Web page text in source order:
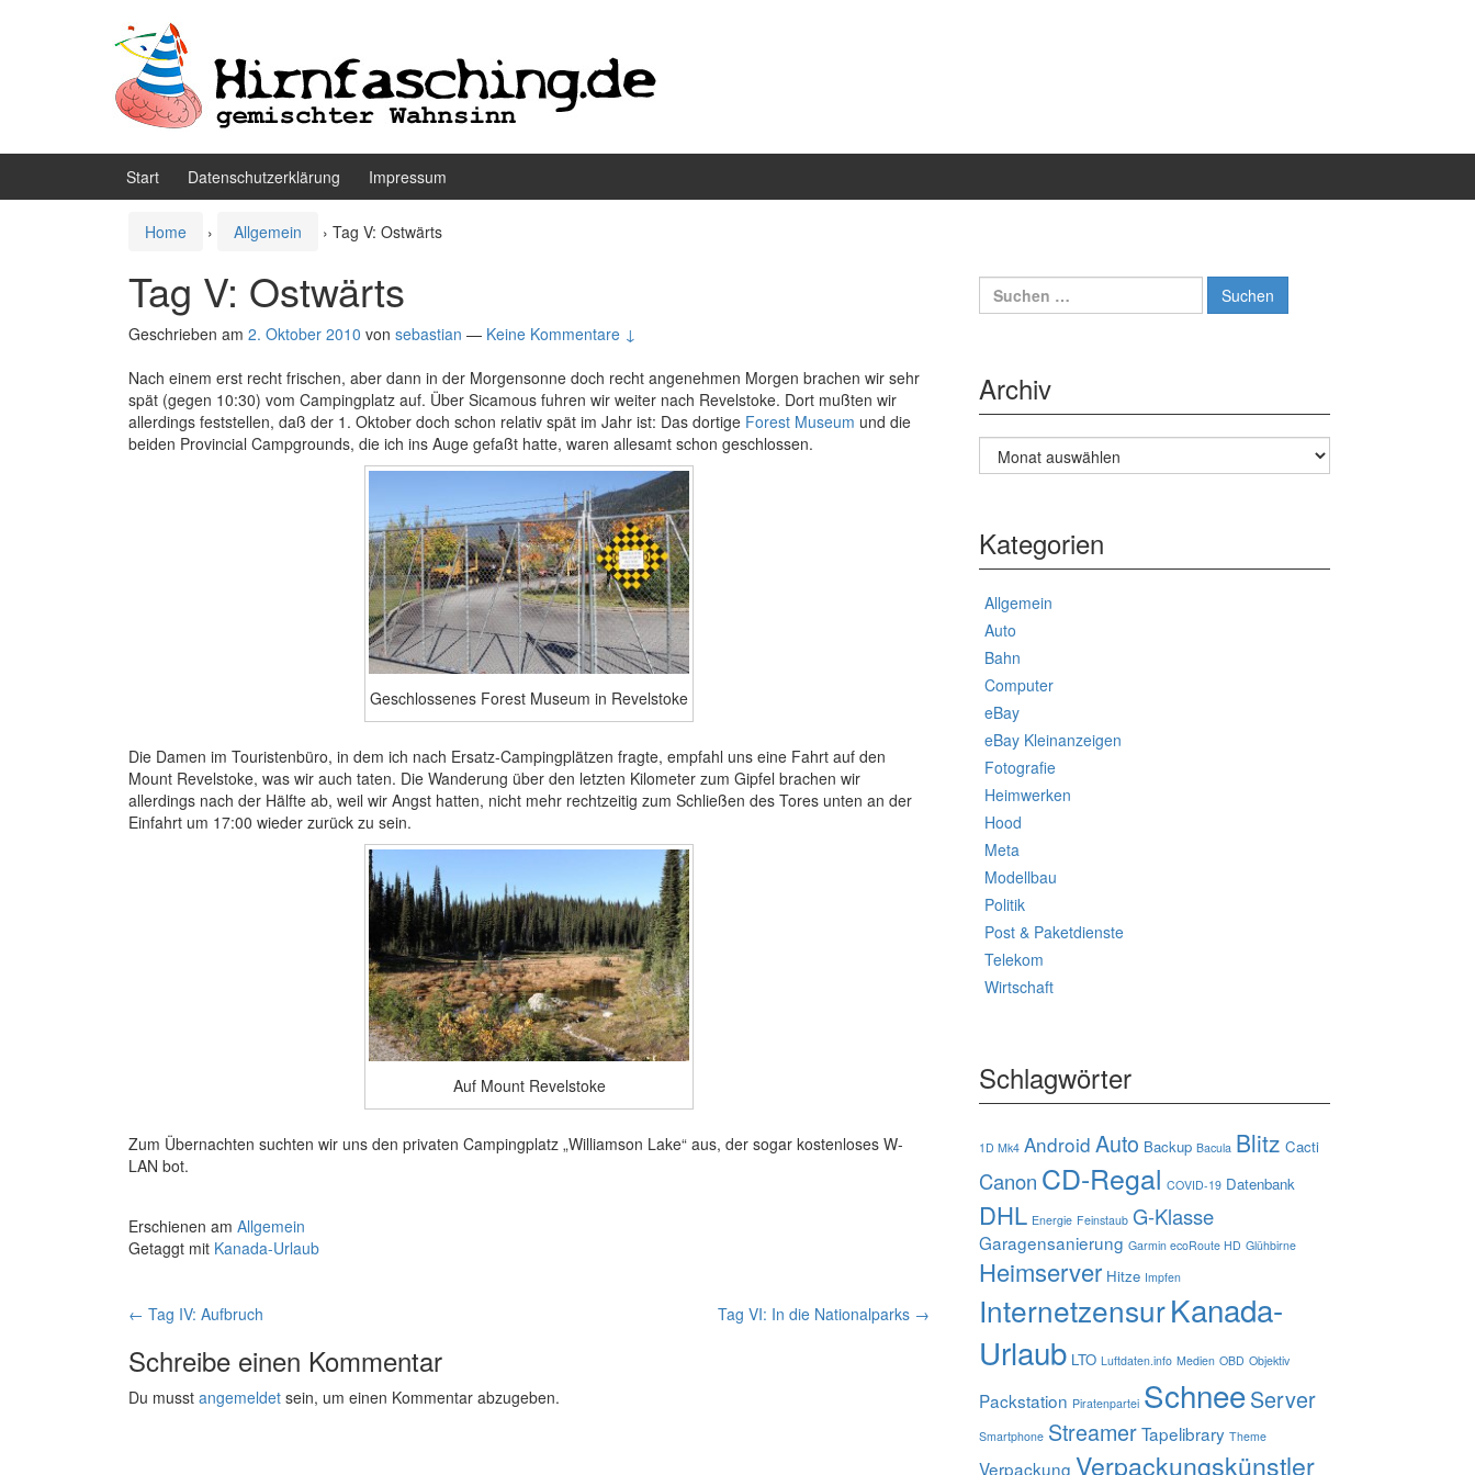
Start Datenschutzerklärung Impressum
Home › Allgemein › Tag V: Ostwärts
Tag V: Ostwärts
Geschrieben am 2. Oktober 2010 von sebastian — Keine Kommentare ↓
Nach einem erst recht frischen, aber dann in der Morgensonne doch recht angenehmen Morgen brachen wir sehr
spät (gegen 10:30) vom Campingplatz auf. Über Sicamous fuhren wir weiter nach Revelstoke. Dort mußten wir
allerdings feststellen, daß der 1. Oktober doch schon relativ spät im Jahr ist: Das dortige Forest Museum und die
beiden Provincial Campgrounds, die ich ins Auge gefaßt hatte, waren allesamt schon geschlossen.
Geschlossenes Forest Museum in Revelstoke
Die Damen im Touristenbüro, in dem ich nach Ersatz-Campingplätzen fragte, empfahl uns eine Fahrt auf den
Mount Revelstoke, was wir auch taten. Die Wanderung über den letzten Kilometer zum Gipfel brachen wir
allerdings nach der Hälfte ab, weil wir Angst hatten, nicht mehr rechtzeitig zum Schließen des Tores unten an der
Einfahrt um 17:00 wieder zurück zu sein.
Auf Mount Revelstoke
Zum Übernachten suchten wir uns den privaten Campingplatz „Williamson Lake“ aus, der sogar kostenloses W-
LAN bot.
Erschienen am Allgemein
Getaggt mit Kanada-Urlaub
Artikelnavigation
← Tag IV: Aufbruch Tag VI: In die Nationalparks →
Schreibe einen Kommentar
Du musst angemeldet sein, um einen Kommentar abzugeben.
Suche
nach:
Archiv
Archiv
Kategorien
Allgemein
Auto
Bahn
Computer
eBay
eBay Kleinanzeigen
Fotografie
Heimwerken
Hood
Meta
Modellbau
Politik
Post & Paketdienste
Telekom
Wirtschaft
Schlagwörter
1D Mk4 Android Auto Backup Bacula Blitz Cacti
Canon CD-Regal COVID-19 Datenbank
DHL Energie Feinstaub G-Klasse
Garagensanierung Garmin ecoRoute HD Glühbirne
Heimserver Hitze Impfen
InternetzensurKanada-
Urlaub LTO Luftdaten.info Medien OBD Objektiv
Packstation Piratenpartei SchneeServer
Smartphone StreamerTapelibrary Theme
Verpackung Verpackungskünstler